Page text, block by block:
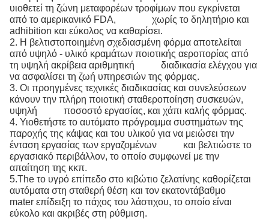
υιοθετεί τη ζώνη μεταφορέων τροφίμων που εγκρίνεται
από το αμερικανικό FDA, χωρίς το δηλητήριο και
adhibition και εύκολος να καθαρίσει.
2. Η βελτιστοποιημένη σχεδιασμένη φόρμα αποτελείται
από υψηλό - υλικό κραμάτων ποιοτικής αεροπορίας από
τη υψηλή ακρίβεια αριθμητική διαδικασία ελέγχου για
να ασφαλίσει τη ζωή υπηρεσιών της φόρμας.
3. Οι προηγμένες τεχνικές διαδικασίας και συνελεύσεων
κάνουν την πλήρη ποιοτική σταθεροποίηση συσκευών,
υψηλή ποσοστό εργασίας, και χάπι καλής φόρμας.
4. Υιοθετήστε το αυτόματο πρόγραμμα συστημάτων της
παροχής της κάψας και του υλικού για να μειώσει την
ένταση εργασίας των εργαζομένων και βελτιώστε το
εργασιακό περιβάλλον, το οποίο συμφωνεί με την
απαίτηση της κκπ.
5.The το υγρό επίπεδο στο κιβώτιο ζελατίνης καθορίζεται
αυτόματα στη σταθερή θέση και τον εκατοντάβαθμο
mater επίδειξη το πάχος του λάστιχου, το οποίο είναι
εύκολο και ακριβές στη ρύθμιση.